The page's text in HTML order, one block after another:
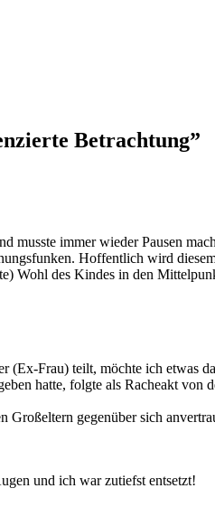
Betrachtung”
immer wieder Pausen
Hoffentlich wird
Wohl des Kindes in den
(Ex-Frau) teilt, möchte ich etwas
hatte, folgte als Racheakt
gegenüber sich
und ich war zutiefst entsetzt!